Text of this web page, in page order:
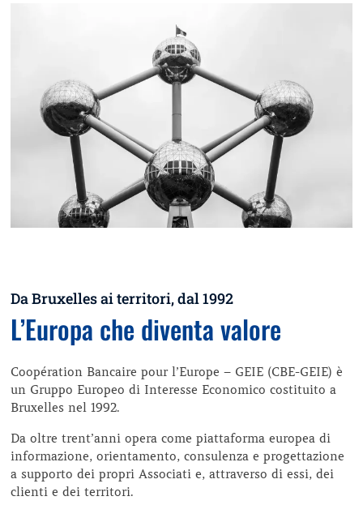
Da Bruxelles ai territori, dal 1992
L’Europa che diventa valore
Coopération Bancaire pour l’Europe – GEIE (CBE-GEIE) è
un Gruppo Europeo di Interesse Economico costituito a
Bruxelles nel 1992.
Da oltre trent’anni opera come piattaforma europea di
informazione, orientamento, consulenza e progettazione
a supporto dei propri Associati e, attraverso di essi, dei
clienti e dei territori.